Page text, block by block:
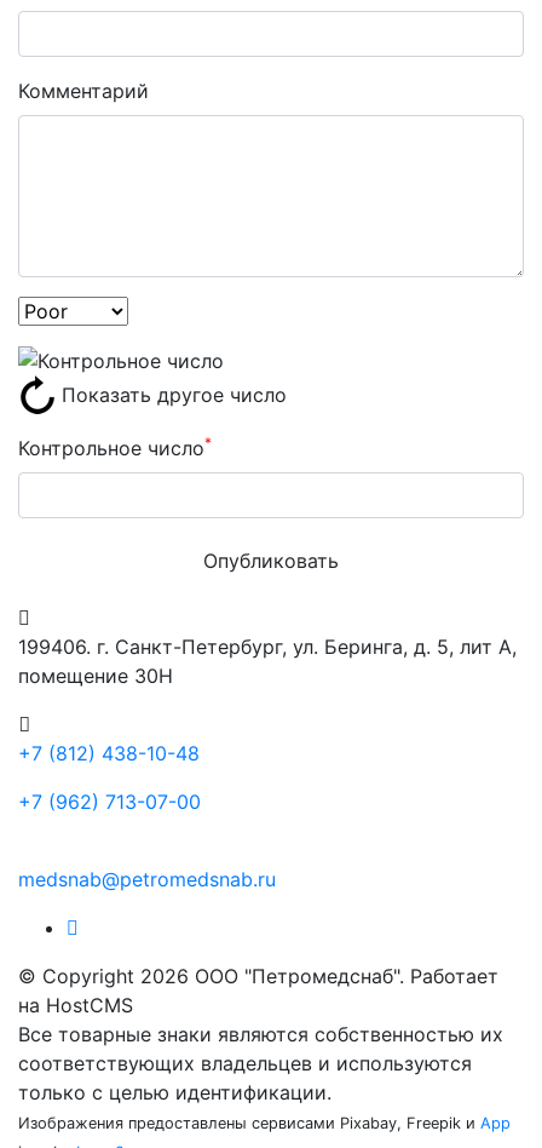
Комментарий
Показать другое число
Контрольное число*
Опубликовать
199406. г. Санкт-Петербург, ул. Беринга, д. 5, лит А,
помещение 30Н
+7 (812) 438-10-48
+7 (962) 713-07-00
medsnab@petromedsnab.ru
© Copyright 2026 ООО "Петромедснаб". Работает
на HostCMS
Все товарные знаки являются собственностью их
соответствующих владельцев и используются
только с целью идентификации.
Изображения предоставлены сервисами Pixabay, Freepik и App